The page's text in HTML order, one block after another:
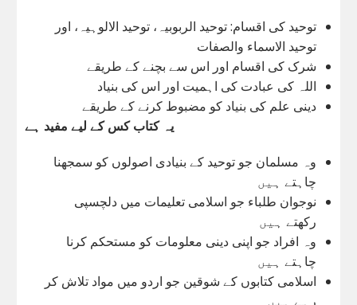
توحید کی اقسام: توحید الربوبیہ، توحید الالوہیہ، اور
توحید الاسماء والصفات
شرک کی اقسام اور اس سے بچنے کے طریقے
اللہ کی عبادت کی اہمیت اور اس کی بنیاد
دینی علم کی بنیاد کو مضبوط کرنے کے طریقے
یہ کتاب کس کے لیے مفید ہے
وہ مسلمان جو توحید کے بنیادی اصولوں کو سمجھنا
چاہتے ہیں
نوجوان طلباء جو اسلامی تعلیمات میں دلچسپی
رکھتے ہیں
وہ افراد جو اپنی دینی معلومات کو مستحکم کرنا
چاہتے ہیں
اسلامی کتابوں کے شوقین جو اردو میں مواد تلاش کر
رہے ہیں